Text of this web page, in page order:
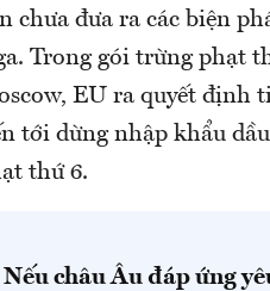
chưa đưa ra các biện
Trong gói trừng phạt
EU ra quyết định
tới dừng nhập khẩu
thứ 6.
Nếu châu Âu đáp ứng